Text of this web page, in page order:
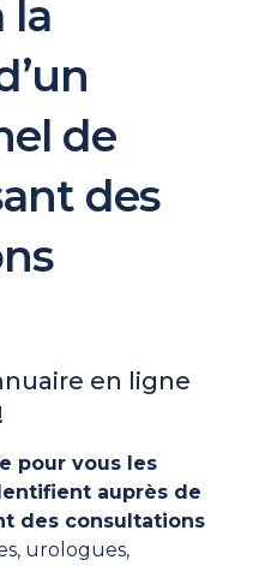
la
de
des
en ligne
pour vous les
auprès de
des consultations
urologues,